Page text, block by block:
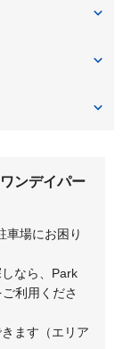
ンデイパー
車場にお困り
なら、Park
利用くださ
ます（エリア